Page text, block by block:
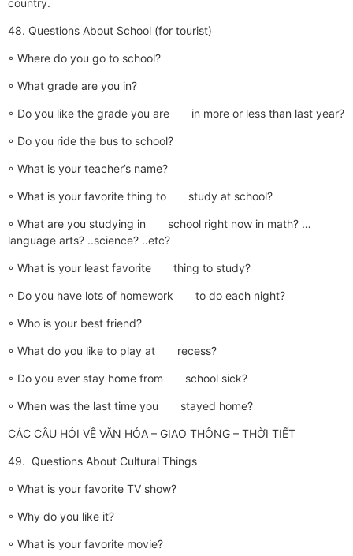
48. Questions About School (for tourist)
◦ Where do you go to school?
◦ What grade are you in?
◦ Do you like the grade you are in more or less than last year?
◦ Do you ride the bus to school?
◦ What is your teacher’s name?
◦ What is your favorite thing to study at school?
◦ What are you studying in school right now in math? …
language arts? ..science? ..etc?
◦ What is your least favorite thing to study?
◦ Do you have lots of homework to do each night?
◦ Who is your best friend?
◦ What do you like to play at recess?
◦ Do you ever stay home from school sick?
◦ When was the last time you stayed home?
CÁC CÂU HỎI VỀ VĂN HÓA – GIAO THÔNG – THỜI TIẾT
49. Questions About Cultural Things
◦ What is your favorite TV show?
◦ Why do you like it?
◦ What is your favorite movie?